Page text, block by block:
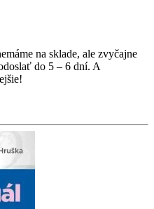
na sklade, ale zvyčajne
do 5 – 6 dní. A